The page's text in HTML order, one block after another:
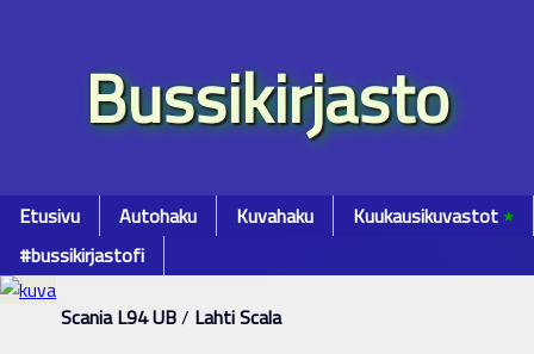
Bussikirjasto
Etusivu Autohaku Kuvahaku Kuukausikuvastot٭
#bussikirjastofi
Scania L94 UB/ Lahti Scala